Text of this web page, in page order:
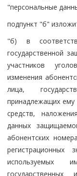
"персональные
подпункт "б"
"б) в
государственной
участников
изменения
лица,
принадлежащих ему
средств,
данных
абонентских
используемых